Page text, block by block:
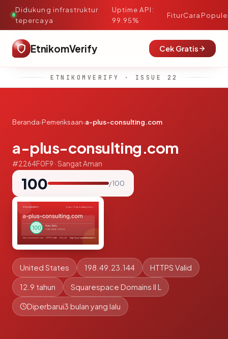
Didukung infrastruktur
tepercaya
·
Uptime API:
99.95%
FiturCara
EtnikomVerify Cek Gratis
ETNIKOMVERIFY · ISSUE 22
Beranda›Pemeriksaan›a-plus-consulting.com
a-plus-consulting.com
#2264F0F9 · Sangat Aman
100 / 100
United States 198.49.23.144 HTTPS Valid
12.9 tahun Squarespace Domains II L
Diperbarui3 bulan yang lalu